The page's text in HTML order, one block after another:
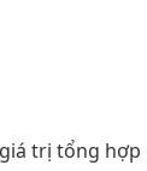
trị tổng hợp